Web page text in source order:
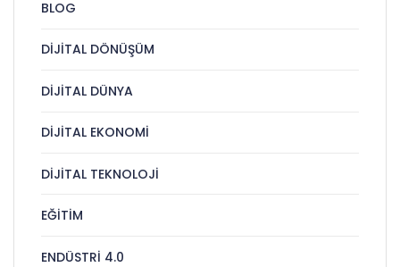
BLOG
DIJITAL DÖNÜŞÜM
DIJITAL DÜNYA
DIJITAL EKONOMI
DIJITAL TEKNOLOJI
EĞITIM
ENDÜSTRI 4.0